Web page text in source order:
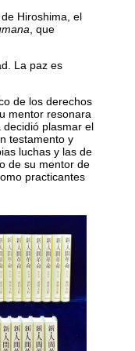
Hiroshima, el
, que
La paz es
de los derechos
mentor resonara
plasmar el
testamento y
luchas y las de
de su mentor de
practicantes